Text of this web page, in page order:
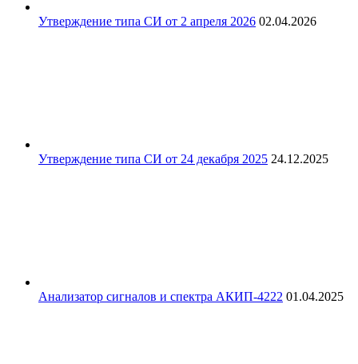
Утверждение типа СИ от 2 апреля 2026 02.04.2026
Утверждение типа СИ от 24 декабря 2025 24.12.2025
Анализатор сигналов и спектра АКИП-4222 01.04.2025